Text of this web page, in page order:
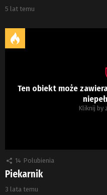
5 lat temu
Ten obiekt może
Kliknij by
14 Polubienia
Piekarnik
3 lata temu